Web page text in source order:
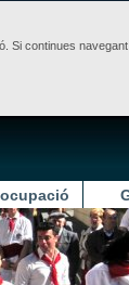
Si continues